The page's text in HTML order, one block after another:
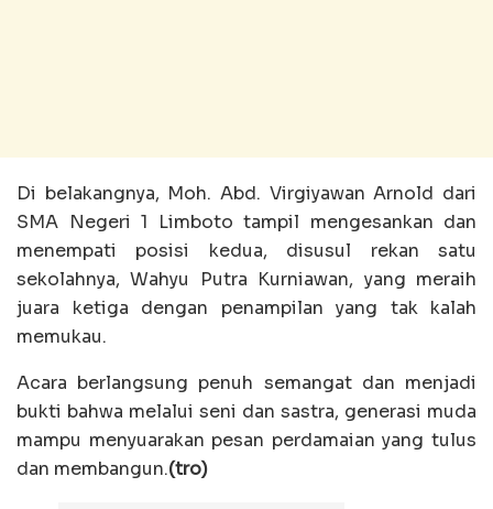
Di belakangnya, Moh. Abd. Virgiyawan Arnold dari
SMA Negeri 1 Limboto tampil mengesankan dan
menempati posisi kedua, disusul rekan satu
sekolahnya, Wahyu Putra Kurniawan, yang meraih
juara ketiga dengan penampilan yang tak kalah
memukau.
Acara berlangsung penuh semangat dan menjadi
bukti bahwa melalui seni dan sastra, generasi muda
mampu menyuarakan pesan perdamaian yang tulus
dan membangun.(tro)